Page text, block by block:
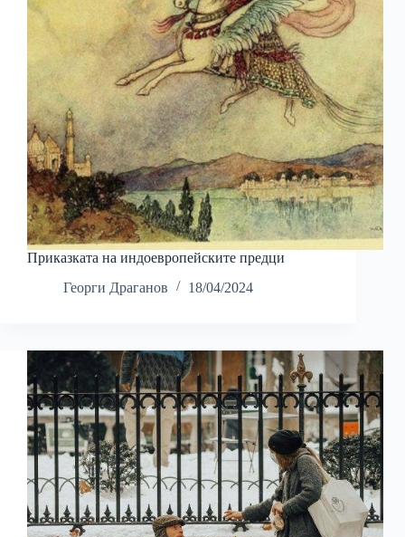
Приказката на индоевропейските предци
Георги Драганов
18/04/2024